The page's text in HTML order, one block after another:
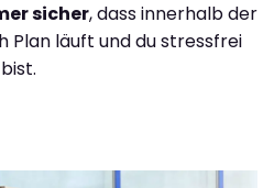
sicher, dass innerhalb der
Plan läuft und du stressfrei